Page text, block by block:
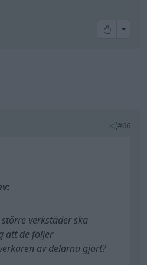
All
#66
verkstäder ska
att de följer
av delarna gjort?